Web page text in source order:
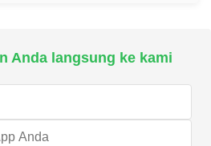
Anda langsung ke kami